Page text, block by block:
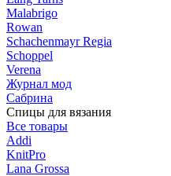
Malabrigo
Rowan
Schachenmayr Regia
Schoppel
Verena
Журнал мод
Сабрина
Спицы для вязания
Все товары
Addi
KnitPro
Lana Grossa